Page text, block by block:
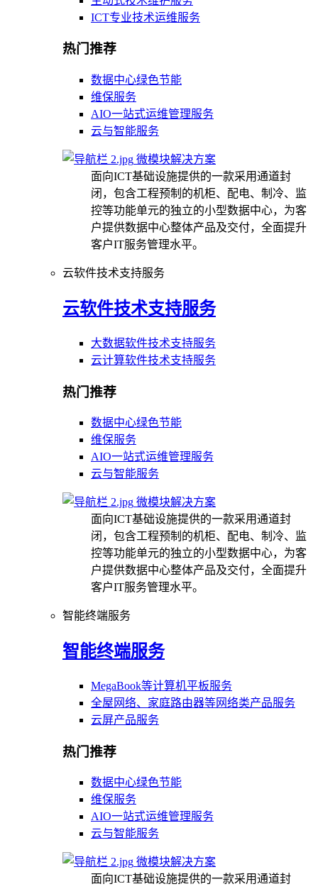
ICT专业技术运维服务
热门推荐
数据中心绿色节能
维保服务
AIO一站式运维管理服务
云与智能服务
微模块解决方案
面向ICT基础设施提供的一款采用通道封
闭，包含工程预制的机柜、配电、制冷、监
控等功能单元的独立的小型数据中心，为客
户提供数据中心整体产品及交付，全面提升
客户IT服务管理水平。
云软件技术支持服务
云软件技术支持服务
大数据软件技术支持服务
云计算软件技术支持服务
热门推荐
数据中心绿色节能
维保服务
AIO一站式运维管理服务
云与智能服务
微模块解决方案
面向ICT基础设施提供的一款采用通道封
闭，包含工程预制的机柜、配电、制冷、监
控等功能单元的独立的小型数据中心，为客
户提供数据中心整体产品及交付，全面提升
客户IT服务管理水平。
智能终端服务
智能终端服务
MegaBook等计算机平板服务
全屋网络、家庭路由器等网络类产品服务
云屏产品服务
热门推荐
数据中心绿色节能
维保服务
AIO一站式运维管理服务
云与智能服务
微模块解决方案
面向ICT基础设施提供的一款采用通道封